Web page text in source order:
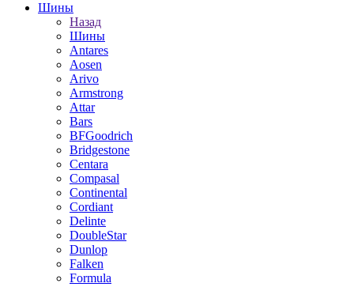
Шины
Назад
Шины
Antares
Aosen
Arivo
Armstrong
Attar
Bars
BFGoodrich
Bridgestone
Centara
Compasal
Continental
Cordiant
Delinte
DoubleStar
Dunlop
Falken
Formula